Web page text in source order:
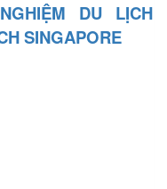
DU LỊCH
SINGAPORE